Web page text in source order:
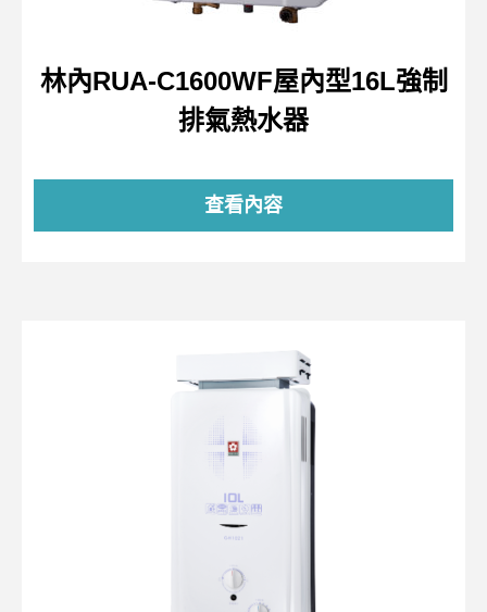
林內RUA-C1600WF屋內型16L強制
排氣熱水器
查看內容